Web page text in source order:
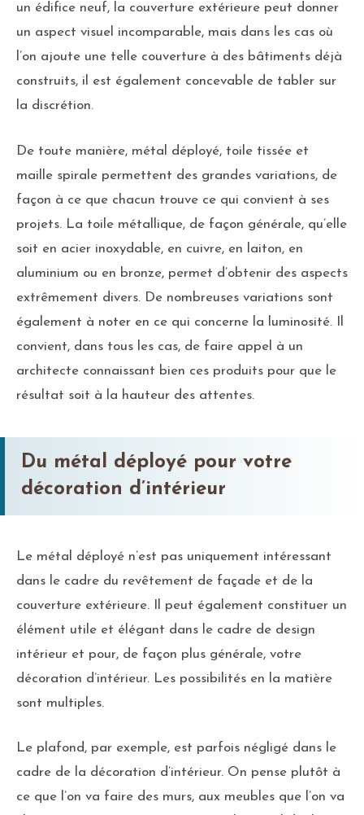
un édifice neuf, la couverture extérieure peut donner
un aspect visuel incomparable, mais dans les cas où
l’on ajoute une telle couverture à des bâtiments déjà
construits, il est également concevable de tabler sur
la discrétion.
De toute manière, métal déployé, toile tissée et
maille spirale permettent des grandes variations, de
façon à ce que chacun trouve ce qui convient à ses
projets. La toile métallique, de façon générale, qu’elle
soit en acier inoxydable, en cuivre, en laiton, en
aluminium ou en bronze, permet d’obtenir des aspects
extrêmement divers. De nombreuses variations sont
également à noter en ce qui concerne la luminosité. Il
convient, dans tous les cas, de faire appel à un
architecte connaissant bien ces produits pour que le
résultat soit à la hauteur des attentes.
Du métal déployé pour votre
décoration d’intérieur
Le métal déployé n’est pas uniquement intéressant
dans le cadre du revêtement de façade et de la
couverture extérieure. Il peut également constituer un
élément utile et élégant dans le cadre de design
intérieur et pour, de façon plus générale, votre
décoration d’intérieur. Les possibilités en la matière
sont multiples.
Le plafond, par exemple, est parfois négligé dans le
cadre de la décoration d’intérieur. On pense plutôt à
ce que l’on va faire des murs, aux meubles que l’on va